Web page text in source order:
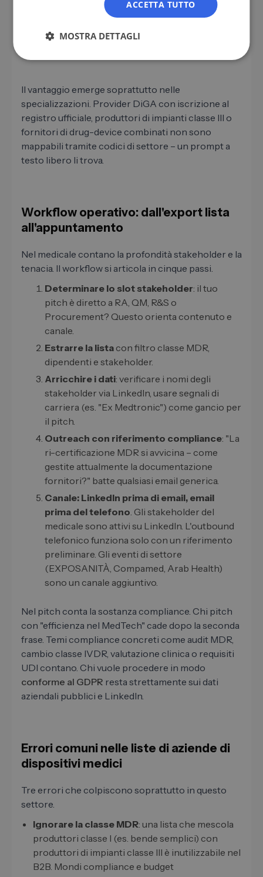
medici specializzati in consumabili e
dispositivi monouso."
Il vantaggio emerge soprattutto nelle
specializzazioni. Provider DiGA con iscrizione al
registro ufficiale, produttori di impianti classe III o
fornitori di drug-device combinati non sono
mappabili tramite codici di settore – un prompt a
testo libero li trova.
Workflow operativo: dall'export lista
all'appuntamento
Nel medicale contano la profondità stakeholder e la
tenacia. Il workflow si articola in cinque passi.
Determinare lo slot stakeholder: il tuo
pitch è diretto a RA, QM, R&S o
Procurement? Questo orienta contenuto e
canale.
Estrarre la lista con filtro classe MDR,
dipendenti e stakeholder.
Arricchire i dati: verificare i nomi degli
stakeholder via LinkedIn, usare segnali di
carriera (es. "Ex Medtronic") come gancio per
il pitch.
Outreach con riferimento compliance: "La
ri-certificazione MDR si avvicina – come
gestite attualmente la documentazione
fornitori?" batte qualsiasi email generica.
Canale: LinkedIn prima di email, email
prima del telefono. Gli stakeholder del
medicale sono attivi su LinkedIn. L'outbound
telefonico funziona solo con un riferimento
preliminare. Gli eventi di settore
(EXPOSANITÀ, Compamed, Arab Health)
sono un canale aggiuntivo.
Nel pitch conta la sostanza compliance. Chi pitch
con "efficienza nel MedTech" cade dopo la seconda
frase. Temi compliance concreti come audit MDR,
cambio classe IVDR, valutazione clinica o requisiti
UDI contano. Chi vuole procedere in modo
conforme al GDPR resta strettamente sui dati
aziendali pubblici e LinkedIn.
Errori comuni nelle liste di aziende di
dispositivi medici
Tre errori che colpiscono soprattutto in questo
settore.
Ignorare la classe MDR: una lista che mescola
produttori classe I (es. bende semplici) con
produttori di impianti classe III è inutilizzabile nel
B2B. Mondi compliance e budget
ACCETTA TUTTO
MOSTRA DETTAGLI